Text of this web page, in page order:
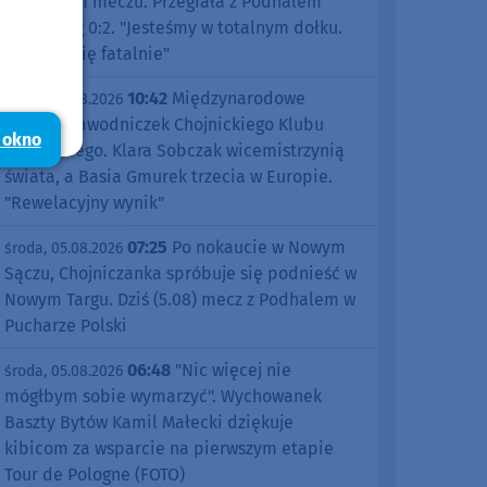
Nowy Targ 0:2. "Jesteśmy w totalnym dołku.
Czujemy się fatalnie"
środa, 05.08.2026 10:42 Międzynarodowe
sukcesy zawodniczek Chojnickiego Klubu
Żeglarskiego. Klara Sobczak wicemistrzynią
świata, a Basia Gmurek trzecia w Europie.
"Rewelacyjny wynik"
środa, 05.08.2026 07:25 Po nokaucie w Nowym
Sączu, Chojniczanka spróbuje się podnieść w
Nowym Targu. Dziś (5.08) mecz z Podhalem w
Pucharze Polski
środa, 05.08.2026 06:48 "Nic więcej nie
mógłbym sobie wymarzyć". Wychowanek
Baszty Bytów Kamil Małecki dziękuje
kibicom za wsparcie na pierwszym etapie
Tour de Pologne (FOTO)